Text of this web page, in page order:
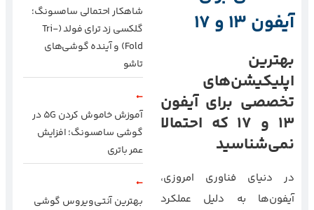
آیفون 13 و 17
بهترین
اپلیکیشن‌های
تخصصی برای آیفون
13 و 17 که احتمالا
نمی‌شناسید
در دنیای فناوری امروزی،
آیفون‌ها به دلیل عملکرد
شاهکار احتمالی سامسونگ؛
گلکسی زد ترای فولد (Tri-
Fold) و آینده گوشی‌های
تاشو
آموزش خاموش کردن 5G در
گوشی سامسونگ؛ افزایش
عمر باتری
بهترین آنتی‌ویروس گوشی